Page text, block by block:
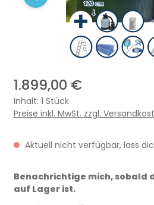
1.899,00 €
Inhalt: 1 Stück
Preise inkl. MwSt. zzgl.
Aktuell nicht verfügbar, lass
Benachrichtige mich, sobald
auf Lager ist.